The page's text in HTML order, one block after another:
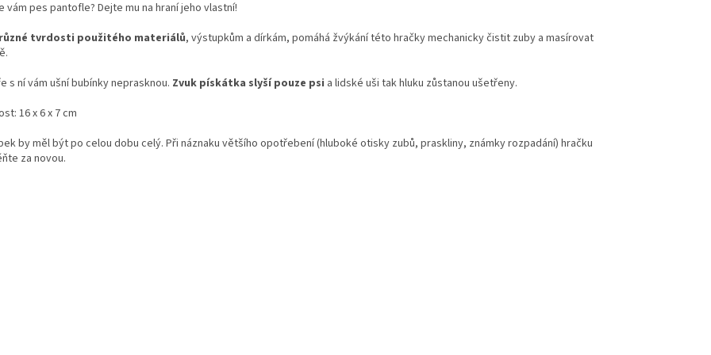
vám pes pantofle? Dejte mu na hraní jeho vlastní!
tvrdosti použitého materiálů, výstupkům a dírkám, pomáhá žvýkání této hračky mechanicky čistit zuby a masírovat
s ní vám ušní bubínky neprasknou. Zvuk pískátka slyší pouze psi a lidské uši tak hluku zůstanou ušetřeny.
16 x 6 x 7 cm
by měl být po celou dobu celý. Při náznaku většího opotřebení (hluboké otisky zubů, praskliny, známky rozpadání) hračku
za novou.